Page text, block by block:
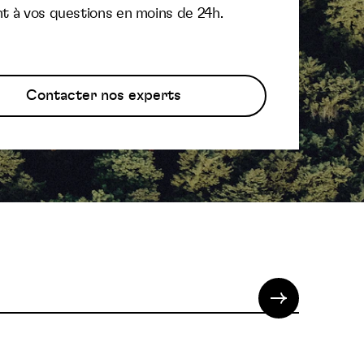
à vos questions en moins de 24h.
Contacter nos experts